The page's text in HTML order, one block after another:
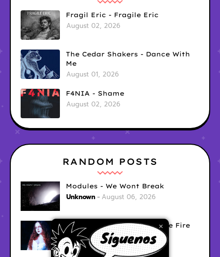
×
Fragil Eric - Fragile Eric
August 02, 2026
The Cedar Shakers - Dance With
Me
August 01, 2026
F4NIA - Shame
August 02, 2026
RANDOM POSTS
Modules - We Wont Break
Unknown August 06, 2026
Sara Diana - Her Hair's Like Fire
Ely August 05, 2026